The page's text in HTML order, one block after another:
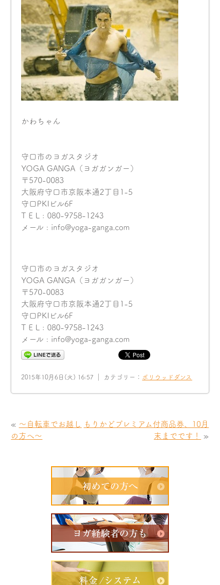
かわちゃん
守口市のヨガスタジオ
YOGA GANGA（ヨガガンガー）
〒570-0083
大阪府守口市京阪本通2丁目1-5
守口PKIビル6F
T E L : 080-9758-1243
メール : info@yoga-ganga.com
守口市のヨガスタジオ
YOGA GANGA（ヨガガンガー）
〒570-0083
大阪府守口市京阪本通2丁目1-5
守口PKIビル6F
T E L : 080-9758-1243
メール : info@yoga-ganga.com
2015年10月6日(火) 16:57 ｜ カテゴリー： ボリウッドダンス
« 〜自転車でお越し
の方へ〜
もりかどプレミアム付商品券、10月
末までです！
»